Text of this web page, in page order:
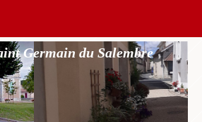
Germain du Salembre